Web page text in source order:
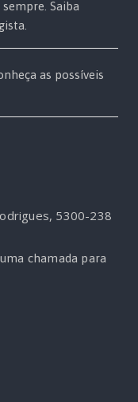
Saiba
as possíveis
5300-238
chamada para